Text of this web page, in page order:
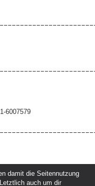
6007579
damit die Seitennutzung
auch um dir